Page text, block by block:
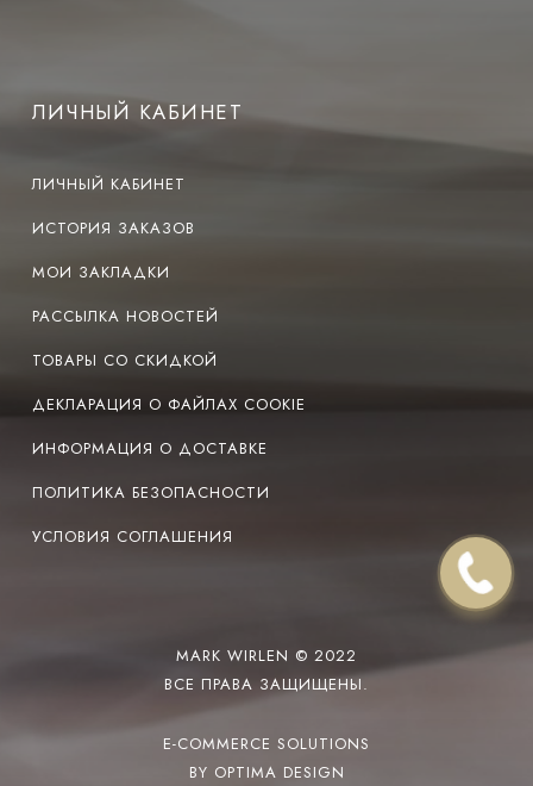
ЛИЧНЫЙ КАБИНЕТ
ЛИЧНЫЙ КАБИНЕТ
ИСТОРИЯ ЗАКАЗОВ
МОИ ЗАКЛАДКИ
РАССЫЛКА НОВОСТЕЙ
ТОВАРЫ СО СКИДКОЙ
ДЕКЛАРАЦИЯ О ФАЙЛАХ COOKIE
ИНФОРМАЦИЯ О ДОСТАВКЕ
ПОЛИТИКА БЕЗОПАСНОСТИ
УСЛОВИЯ СОГЛАШЕНИЯ
MARK WIRLEN © 2022
ВСЕ ПРАВА ЗАЩИЩЕНЫ.
E-COMMERCE SOLUTIONS
BY OPTIMA DESIGN